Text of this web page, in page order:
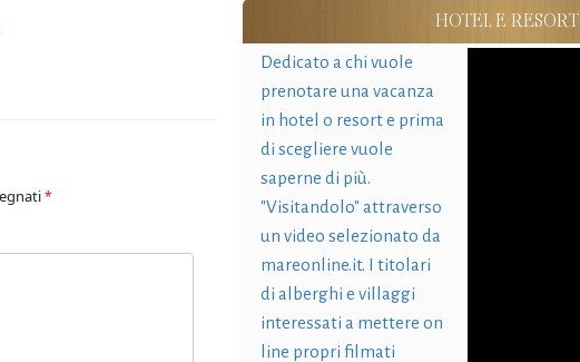
*
HOTEL E RESORT
Dedicato a chi vuole
prenotare una vacanza
in hotel o resort e prima
di scegliere vuole
saperne di più.
"Visitandolo" attraverso
un video selezionato da
mareonline.it. I titolari
di alberghi e villaggi
interessati a mettere on
line propri filmati